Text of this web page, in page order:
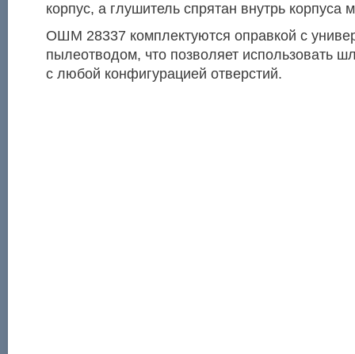
корпус, а глушитель спрятан внутрь корпуса
ОШМ 28337 комплектуются оправкой с
пылеотводом, что позволяет использовать
с любой конфигурацией отверстий.